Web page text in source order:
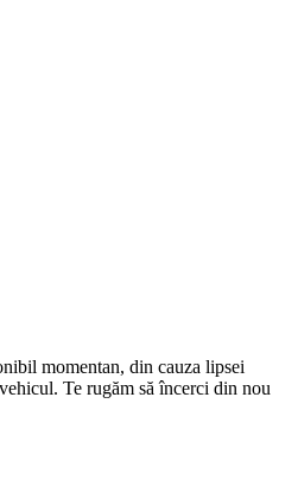
momentan, din cauza lipsei
Te rugăm să încerci din nou